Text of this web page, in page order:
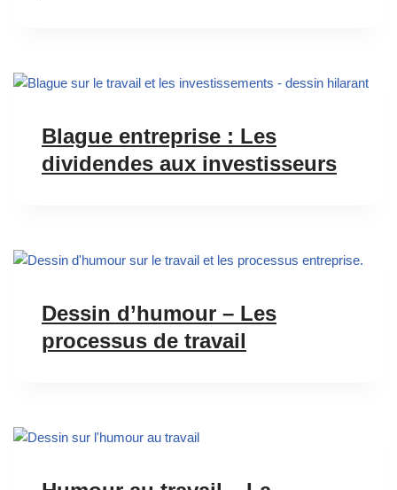
Blague entreprise : Les
dividendes aux investisseurs
Dessin d’humour – Les
processus de travail